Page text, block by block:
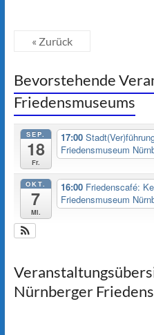
« Zurück
Bevorstehende
Friedensmuseums
SEP.
18
Fr.
17:00
Friedensmuseum
OKT.
7
Mi.
16:00 Friedenscafé:
Friedensmuseum
Nürnberger